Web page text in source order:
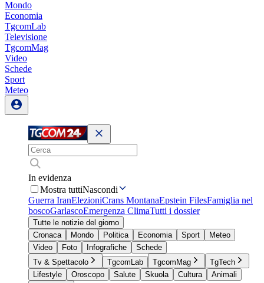
Mondo
Economia
TgcomLab
Televisione
TgcomMag
Video
Schede
Sport
Meteo
In evidenza
Mostra tuttiNascondi
Guerra IranElezioniCrans MontanaEpstein FilesFamiglia nel
boscoGarlascoEmergenza ClimaTutti i dossier
Tutte le notizie del giorno
Cronaca
Mondo Politica Economia Sport
Meteo
Video
Foto Infografiche
Schede
Tv & Spettacolo
TgcomLab TgcomMag
TgTech
Lifestyle
Oroscopo Salute Skuola Cultura
Animali